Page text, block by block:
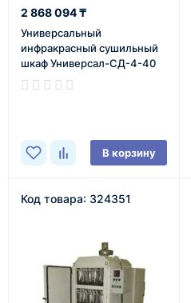
2 868 094 ₸
Универсальный
инфракрасный сушильный
шкаф Универсал-СД-4-40
В корзину
Код товара: 324351